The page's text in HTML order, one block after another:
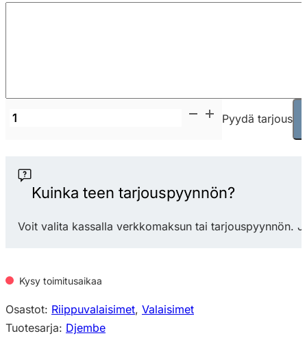
Marset
riippuvalaisin
määrä
Pyydä tarjous
Kuinka teen tarjouspyynnön?
Voit valita kassalla verkkomaksun tai tarjouspyynnön.
Kysy toimitusaikaa
Osastot: Riippuvalaisimet, Valaisimet
Tuotesarja: Djembe